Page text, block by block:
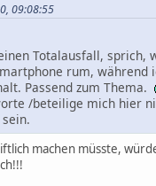
09:08:55
Totalausfall, sprich,
rum,
Passend zum Thema.
/beteilige mich hier
machen müsste,